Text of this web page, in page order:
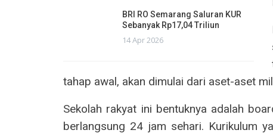
BRI RO Semarang Saluran KUR
Sebanyak Rp17,04 Triliun
14 Apr 2026
tahap awal, akan dimulai dari aset-aset
Sekolah rakyat ini bentuknya adalah
berlangsung 24 jam sehari. Kurikulum